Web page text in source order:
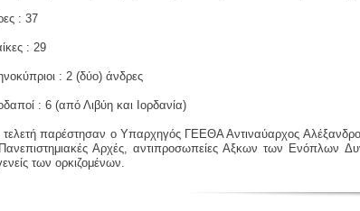
: 37
: 29
: 2 (δύο) άνδρες
: 6 (από Λιβύη και Ιορδανία)
τελετή παρέστησαν ο Υπαρχηγός ΓΕΕΘΑ Αντιναύαρχος
Αρχές, αντιπροσωπείες Αξκων των Ενόπλων
των ορκιζομένων.